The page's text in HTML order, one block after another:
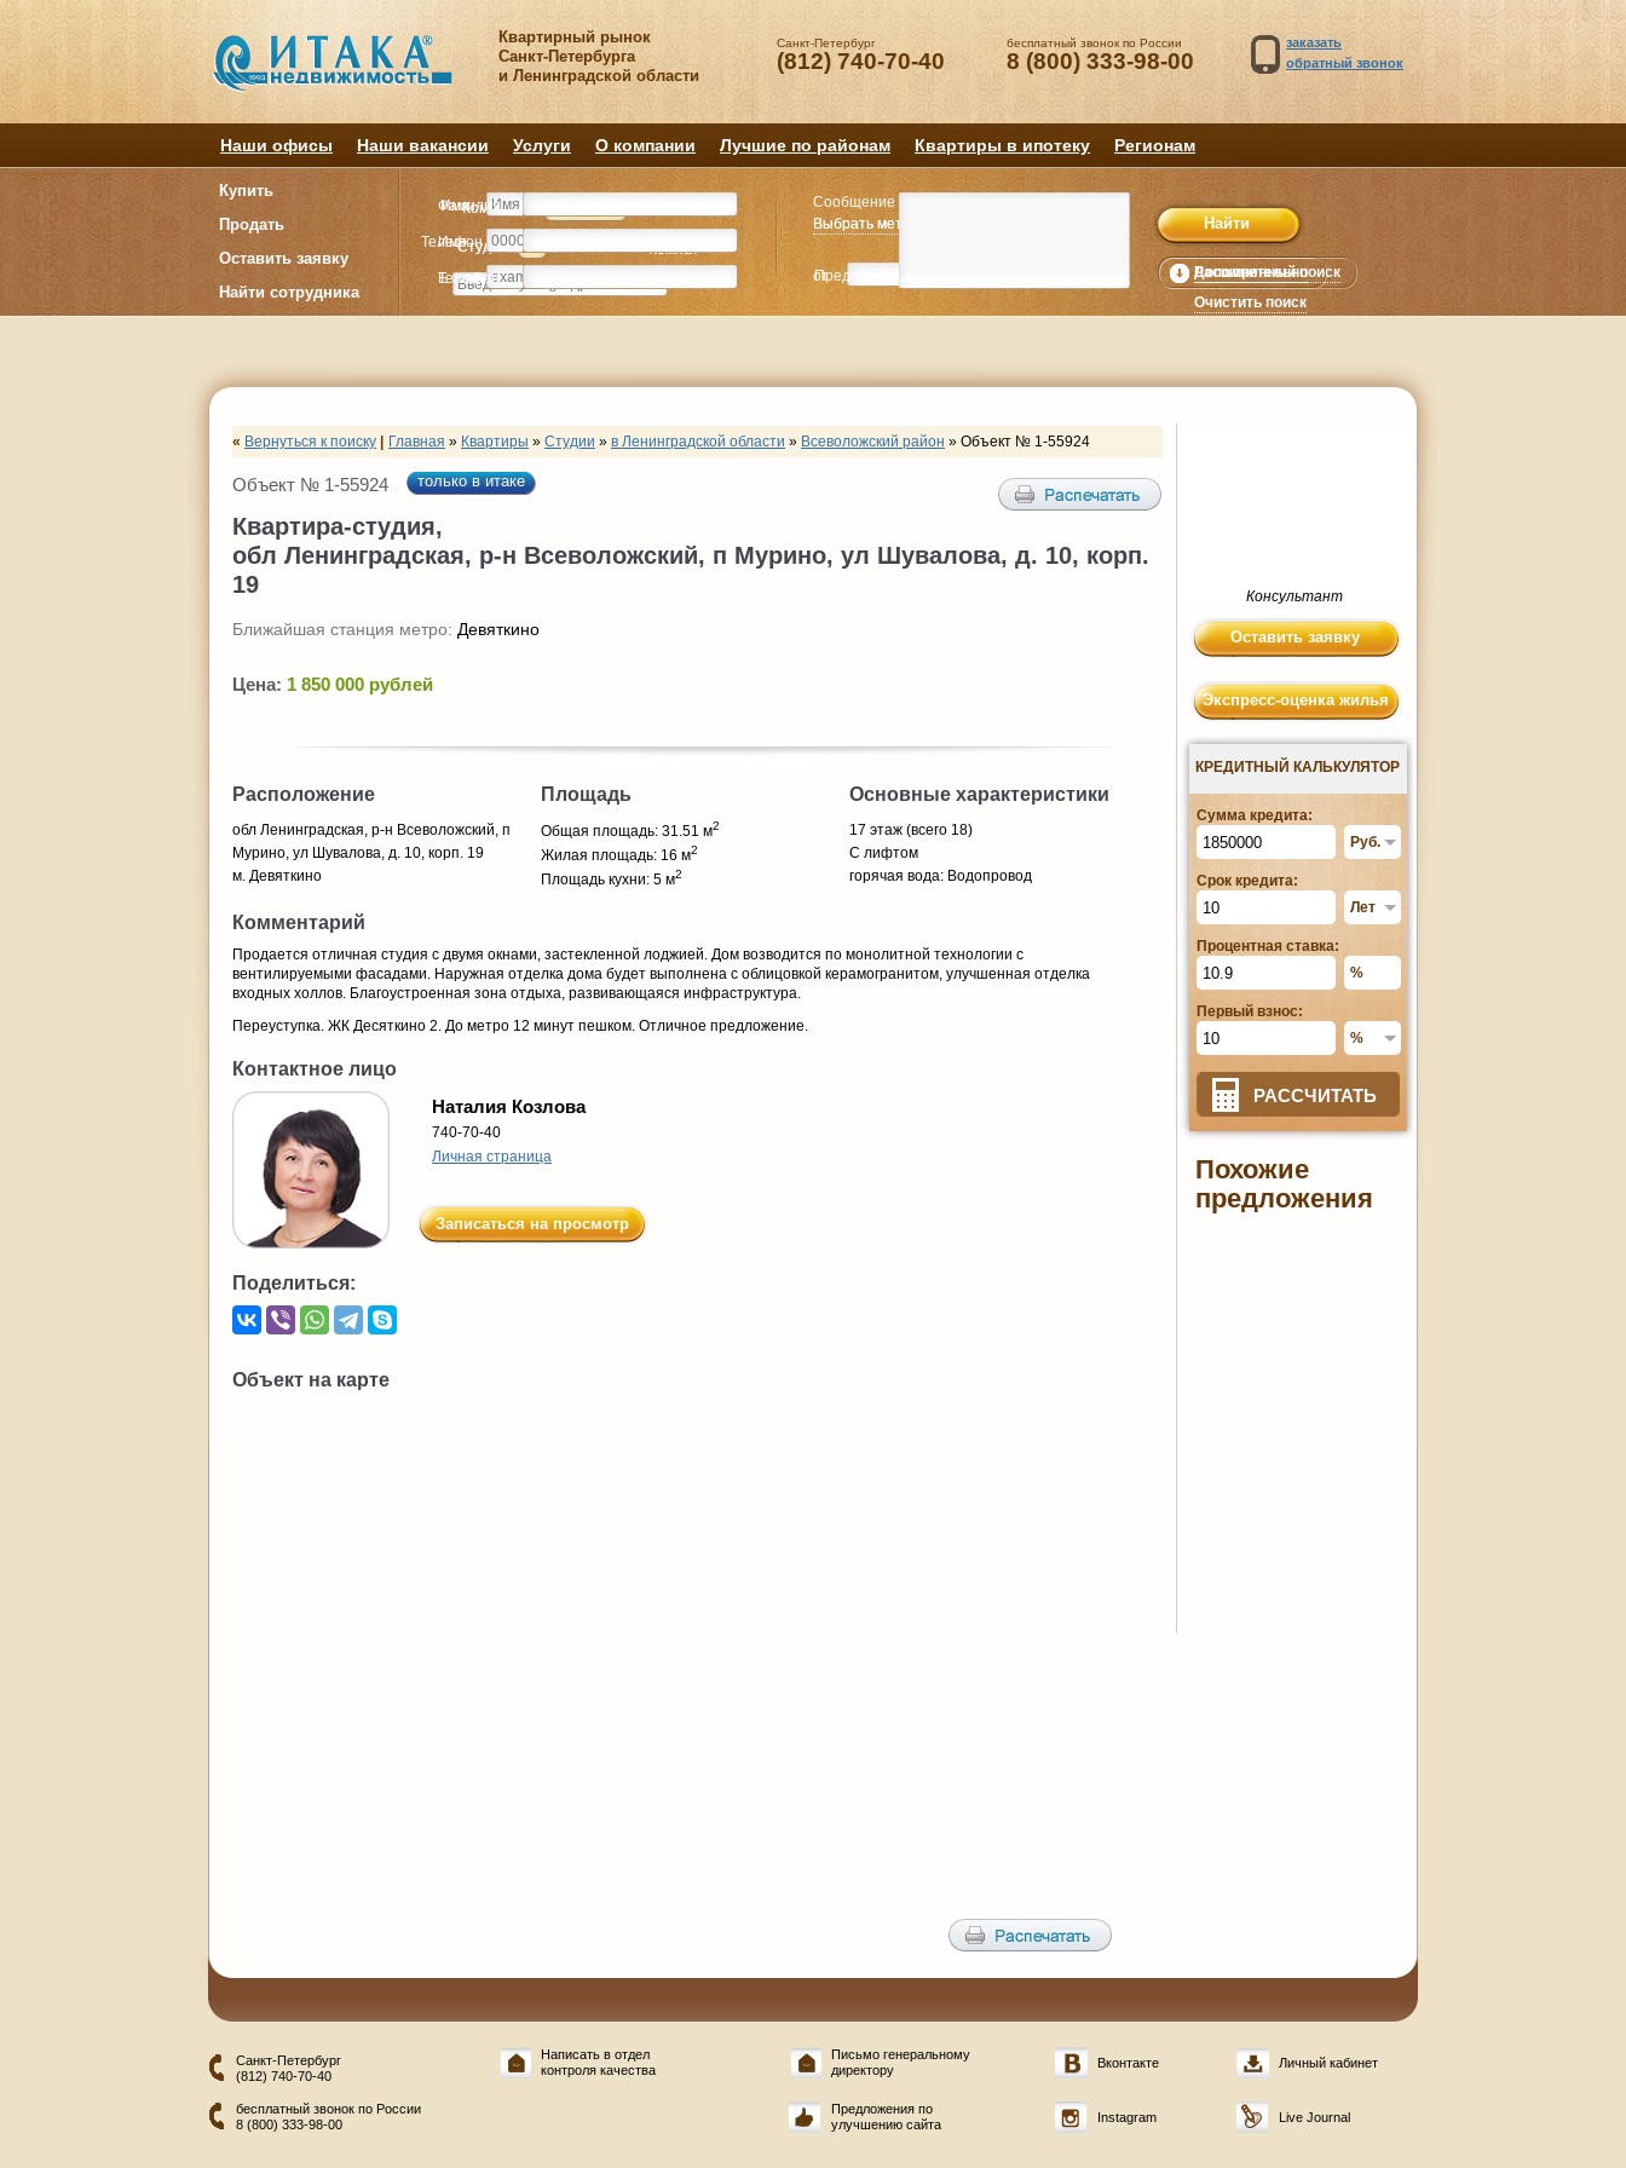
Квартирный рынок
Санкт-Петербурга
и Ленинградской области
Санкт-Петербург
(812) 740-70-40
бесплатный звонок по России
8 (800) 333-98-00
заказать
обратный звонок
Наши офисы Наши вакансии Услуги О компании Лучшие по районам Квартиры в ипотеку Регионам
Купить
Продать
Оставить заявку
Найти сотрудника
Комнату
Студия Комнат
Выбрать метро
от
Расширенный поиск
Очистить поиск
Комнату
Студия Комнат
Выбрать метро
Предпочитаемая цена Дополнительно
Имя
Телефон
E-mail
Сообщение
Фамилия
Имя
Телефон
« Вернуться к поиску Главная » Квартиры » Студии » в Ленинградской области » Всеволожский район » Объект № 1-55924
Объект № 1-55924 только в итаке
Квартира-студия,
обл Ленинградская, р-н Всеволожский, п Мурино, ул Шувалова, д. 10, корп.
19
Ближайшая станция метро: Девяткино
Цена: 1 850 000 рублей
Расположение
обл Ленинградская, р-н Всеволожский, п
Мурино, ул Шувалова, д. 10, корп. 19
м. Девяткино
Площадь
Общая площадь: 31.51 м2
Жилая площадь: 16 м2
Площадь кухни: 5 м2
Основные характеристики
17 этаж (всего 18)
С лифтом
горячая вода: Водопровод
Комментарий
Продается отличная студия с двумя окнами, застекленной лоджией. Дом возводится по монолитной технологии с
вентилируемыми фасадами. Наружная отделка дома будет выполнена с облицовкой керамогранитом, улучшенная отделка
входных холлов. Благоустроенная зона отдыха, развивающаяся инфраструктура.
Переуступка. ЖК Десяткино 2. До метро 12 минут пешком. Отличное предложение.
Контактное лицо
Наталия Козлова
740-70-40
Личная страница
Записаться на просмотр
Поделиться:
Объект на карте
Консультант
Оставить заявку
Экспресс-оценка жилья
КРЕДИТНЫЙ КАЛЬКУЛЯТОР
Сумма кредита:
Срок кредита:
Процентная ставка:
Первый взнос:
РАССЧИТАТЬ
Похожие
предложения
Санкт-Петербург
(812) 740-70-40
бесплатный звонок по России
8 (800) 333-98-00
Написать в отдел
контроля качества
Письмо генеральному
директору
Предложения по
улучшению сайта
Вконтакте
Instagram
Личный кабинет
Live Journal